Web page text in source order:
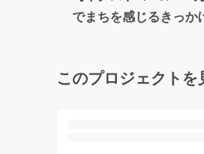
でまちを感じるきっか
このプロジェクト